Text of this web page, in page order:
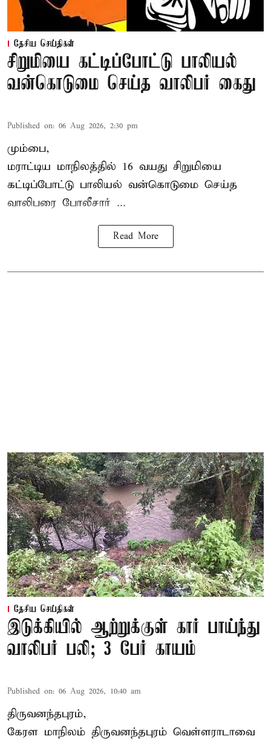
தேசிய செய்திகள்
சிறுமியை கட்டிப்போட்டு பாலியல்
வன்கொடுமை செய்த வாலிபர் கைது
Published on: 06 Aug 2026, 2:30 pm
மும்பை,
மராட்டிய மாநிலத்தில் 16 வயது சிறுமியை
கட்டிப்போட்டு பாலியல் வன்கொடுமை செய்த
வாலிபரை போலீசார் ...
Read More
தேசிய செய்திகள்
இடுக்கியில் ஆற்றுக்குள் கார் பாய்ந்து
வாலிபர் பலி; 3 பேர் காயம்
Published on: 06 Aug 2026, 10:40 am
திருவனந்தபுரம்,
கேரள மாநிலம் திருவனந்தபுரம் வெள்ளராடாவை